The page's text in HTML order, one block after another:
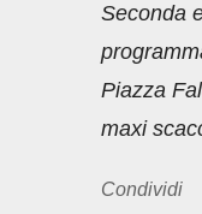
Seconda
Piazza
maxi
Condividi